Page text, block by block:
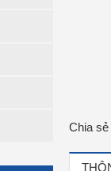
Chia